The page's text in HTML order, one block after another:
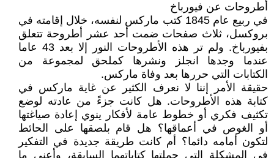
أطروحات عن فيورباخ
في ربيع عام 1845 كتب ماركس لنفسه، خلال إقامته في
بروكسل، ثلاث صفحات ضمت أحد عشر أطروحة تتعلق
بفيورباخ. ولم تر هذه الأطروحات النور إلا بعد 43 عاما
عندما وجدها انجلز ونشرها كملحق لمجموعة من
الكتابات التي حررها بعد وفاة ماركس.
حقيقة الأمر إننا لا نعرف الكثير عن غاية ماركس في
كتابة هذه الأطروحات. هل كانت جزءً من عادته لوضع
تكثيف فكري أو خطوط عامة لأفكار ينوي إعادة صياغتها
أو الغوص في أعماقها؟ هل قام بلصقها على الحائط
لتكون أمامه دائما؟ أم كانت طريقة جديدة في التفكير
في المشكلة التي حملتها كتاباتهما السابقة، وأعني ما